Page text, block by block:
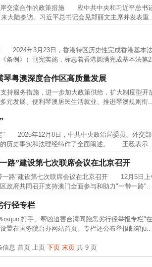
交流合作的政策措施 应中共中央和习近平总书
大陆参访。习近平总书记会见郑丽文主席并发表重..
年3月23日，香港特区历史性完成香港基本
条例》）刊宪实施，标志着香港圆满完成基本法第
粤澳深度合作区高质量发展
服务措施，进一步加大政策供给，扩大制度型开
元发展、便利琴澳居民生活就业、推进琴澳规则衔..
2025年12月8日，中共中央政治局委员、外交部
的历史事实和法理经纬作了全面阐述。 王毅表示..
路”建设第七次联席会议在北京召开
路"建设第七次联席会议在北京召开 12月5日上
政府共同召开支持澳门全面参与和助力"一带一路"..
行径专栏
打手、帮凶迫害台湾同胞恶劣行径举报专栏"
在国务院台办网站首页。专栏还公布举报邮箱ju..
信息 首页 上页 下页 末页共 9 页
一纸欠条伤亲情 巡回调解
问题” 法徽映军营 权益有保障